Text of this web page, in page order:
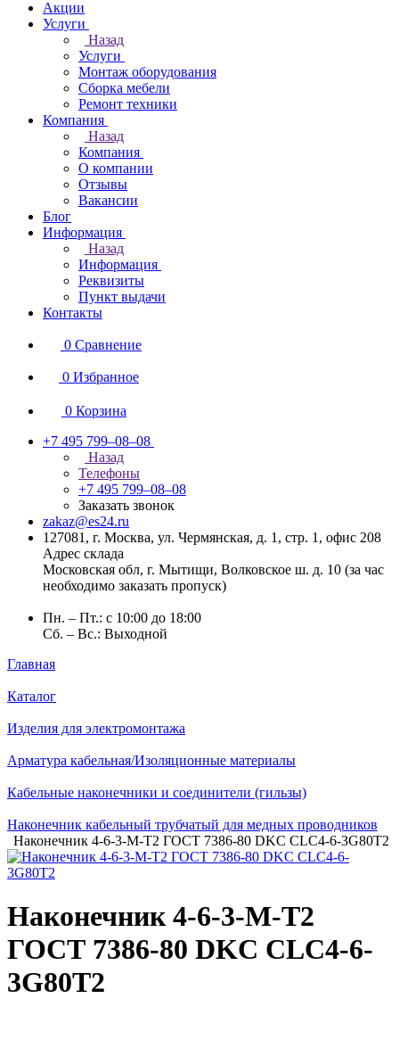
Акции
Услуги
Назад
Услуги
Монтаж оборудования
Сборка мебели
Ремонт техники
Компания
Назад
Компания
О компании
Отзывы
Вакансии
Блог
Информация
Назад
Информация
Реквизиты
Пункт выдачи
Контакты
0 Сравнение
0 Избранное
0 Корзина
+7 495 799–08–08
Назад
Телефоны
+7 495 799–08–08
Заказать звонок
zakaz@es24.ru
127081, г. Москва, ул. Чермянская, д. 1, стр. 1, офис 208
Адрес склада
Московская обл, г. Мытищи, Волковское ш. д. 10 (за час
необходимо заказать пропуск)
Пн. – Пт.: с 10:00 до 18:00
Сб. – Вс.: Выходной
Главная
Каталог
Изделия для электромонтажа
Арматура кабельная/Изоляционные материалы
Кабельные наконечники и соединители (гильзы)
Наконечник кабельный трубчатый для медных проводников
Наконечник 4-6-3-М-Т2 ГОСТ 7386-80 DKC CLC4-6-3G80T2
Наконечник 4-6-3-М-Т2
ГОСТ 7386-80 DKC CLC4-6-
3G80T2